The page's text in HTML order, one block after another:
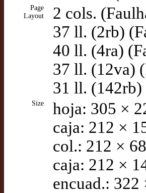
Page
Layout
2 cols.
37 ll. (2rb)
40 ll. (4ra)
37 ll. (12va)
31 ll. (142rb)
Size
hoja: 305 ×
caja: 212 ×
col.: 212 ×
caja: 212 ×
encuad.: